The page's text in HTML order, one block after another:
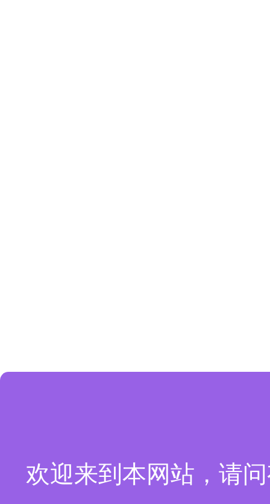
欢迎来到本网站，请